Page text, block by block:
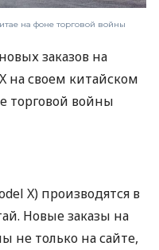
на фоне торговой войны
заказов на
на своем китайском
торговой войны
X) производятся в
Новые заказы на
не только на сайте,